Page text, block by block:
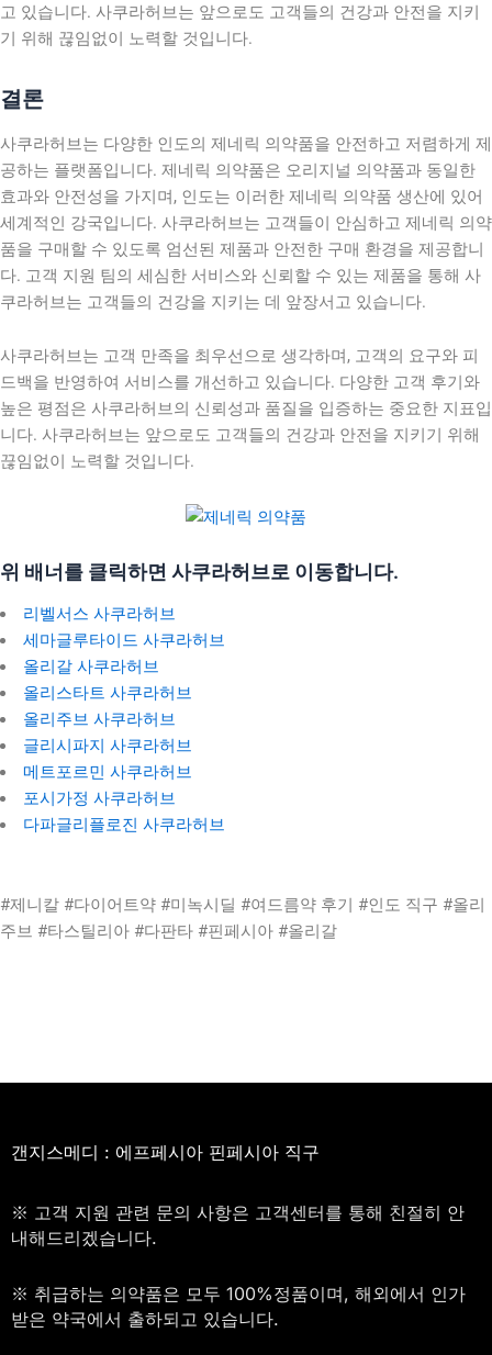
고 있습니다. 사쿠라허브는 앞으로도 고객들의 건강과 안전을 지키
기 위해 끊임없이 노력할 것입니다.
결론
사쿠라허브는 다양한 인도의 제네릭 의약품을 안전하고 저렴하게 제
공하는 플랫폼입니다. 제네릭 의약품은 오리지널 의약품과 동일한
효과와 안전성을 가지며, 인도는 이러한 제네릭 의약품 생산에 있어
세계적인 강국입니다. 사쿠라허브는 고객들이 안심하고 제네릭 의약
품을 구매할 수 있도록 엄선된 제품과 안전한 구매 환경을 제공합니
다. 고객 지원 팀의 세심한 서비스와 신뢰할 수 있는 제품을 통해 사
쿠라허브는 고객들의 건강을 지키는 데 앞장서고 있습니다.
사쿠라허브는 고객 만족을 최우선으로 생각하며, 고객의 요구와 피
드백을 반영하여 서비스를 개선하고 있습니다. 다양한 고객 후기와
높은 평점은 사쿠라허브의 신뢰성과 품질을 입증하는 중요한 지표입
니다. 사쿠라허브는 앞으로도 고객들의 건강과 안전을 지키기 위해
끊임없이 노력할 것입니다.
위 배너를 클릭하면 사쿠라허브로 이동합니다.
리벨서스 사쿠라허브
세마글루타이드 사쿠라허브
올리갈 사쿠라허브
올리스타트 사쿠라허브
올리주브 사쿠라허브
글리시파지 사쿠라허브
메트포르민 사쿠라허브
포시가정 사쿠라허브
다파글리플로진 사쿠라허브
#제니칼 #다이어트약 #미녹시딜 #여드름약 후기 #인도 직구 #올리
주브 #타스틸리아 #다판타 #핀페시아 #올리갈
갠지스메디 : 에프페시아 핀페시아 직구
※ 고객 지원 관련 문의 사항은 고객센터를 통해 친절히 안
내해드리겠습니다.
※ 취급하는 의약품은 모두 100%정품이며, 해외에서 인가
받은 약국에서 출하되고 있습니다.